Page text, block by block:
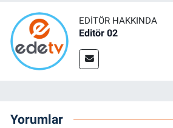
EDITÖR HAKKINDA
Editör 02
Yorumlar